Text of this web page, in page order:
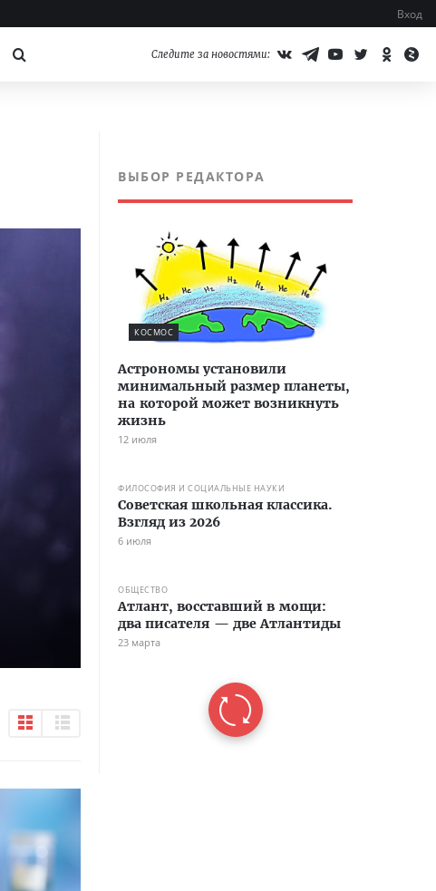
Вход
Следите за новостями:
ВЫБОР РЕДАКТОРА
КОСМОС
Астрономы установили
минимальный размер планеты,
на которой может возникнуть
жизнь
12 июля
ФИЛОСОФИЯ И СОЦИАЛЬНЫЕ НАУКИ
Советская школьная классика.
Взгляд из 2026
6 июля
ОБЩЕСТВО
Атлант, восставший в мощи:
два писателя — две Атлантиды
23 марта